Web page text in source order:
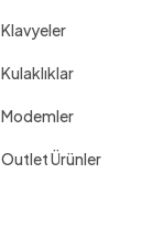
Klavyeler
Kulaklıklar
Modemler
Outlet Ürünler